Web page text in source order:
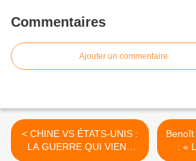
Commentaires
Ajouter un commentaire
< CHINE VS ÉTATS-UNIS :
LA GUERRE QUI VIENT
: «